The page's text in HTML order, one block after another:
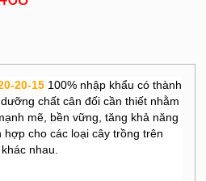
20-15 100% nhập khẩu có thành
chất cân đối cần thiết nhằm
mẽ, bền vững, tăng khả năng
cho các loại cây trồng trên
nhau.